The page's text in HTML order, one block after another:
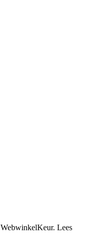
WebwinkelKeur. Lees